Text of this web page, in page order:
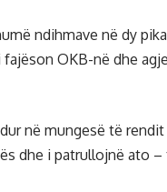
ndihmave në dy
OKB-në dhe
në mungesë të
dhe i patrullojnë ato